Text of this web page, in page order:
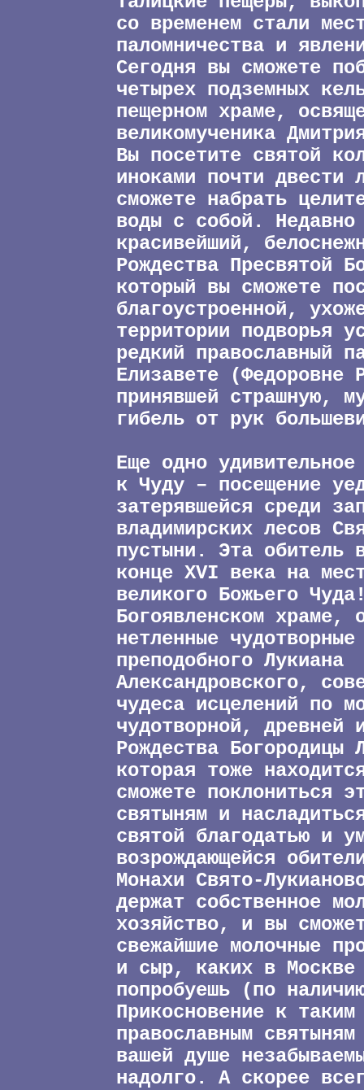
со временем стали
паломничества и
Сегодня вы сможете
четырех подземных
пещерном храме,
великомученика
Вы посетите святой
иноками почти двести
сможете набрать
воды с собой. Недавно
красивейший,
Рождества Пресвятой
который вы сможете
благоустроенной,
территории подворья
редкий православный
Елизавете (Федоровне
принявшей страшную,
гибель от рук
Еще одно удивительное
к Чуду – посещение
затерявшейся среди
владимирских лесов
пустыни. Эта обитель
конце XVI века на
великого Божьего
Богоявленском храме,
нетленные
преподобного Лукиана
Александровского,
чудеса исцелений по
чудотворной, древней
Рождества Богородицы
которая тоже
сможете поклониться
святыням и
святой благодатью и
возрождающейся
Монахи Свято-
держат собственное
хозяйство, и вы
свежайшие молочные
и сыр, каких в
попробуешь (по
Прикосновение к таким
православным
вашей душе
надолго. А скорее